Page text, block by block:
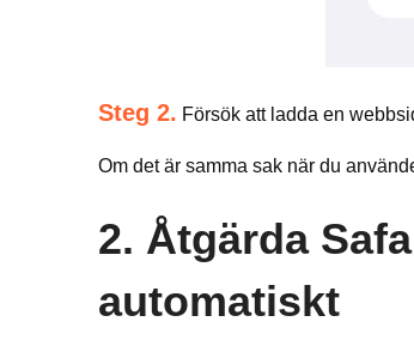
Steg 2. Försök att ladda en
Om det är samma sak när du
2. Åtgärda
automatiskt